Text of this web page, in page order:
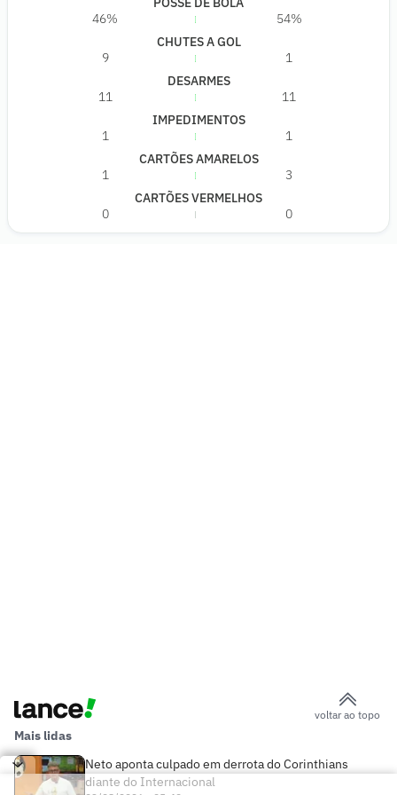
46%
54%
CHUTES A GOL
9
1
DESARMES
11
11
IMPEDIMENTOS
1
1
CARTÕES AMARELOS
1
3
CARTÕES VERMELHOS
0
0
voltar ao topo
Mais lidas
Neto aponta culpado em derrota do Corinthians
diante do Internacional